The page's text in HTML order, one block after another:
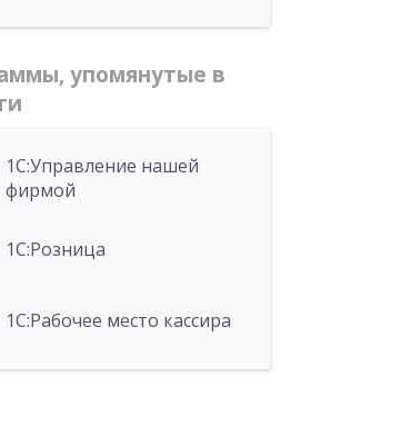
упомянутые в
1С:Управление нашей
фирмой
1С:Розница
1С:Рабочее место кассира